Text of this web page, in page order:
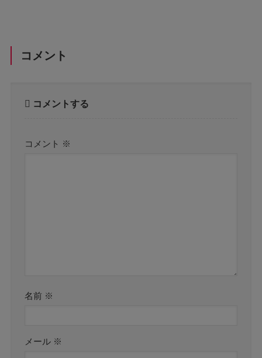
コメント
コメントする
コメント ※
名前 ※
メール ※